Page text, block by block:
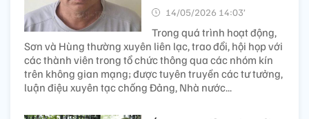
14/05/2026 14:03’
Trong quá trình hoạt động,
Sơn và Hùng thường xuyên liên lạc, trao đổi, hội họp với
các thành viên trong tổ chức thông qua các nhóm kín
trên không gian mạng; được tuyên truyền các tư tưởng,
luận điệu xuyên tạc chống Đảng, Nhà nước...